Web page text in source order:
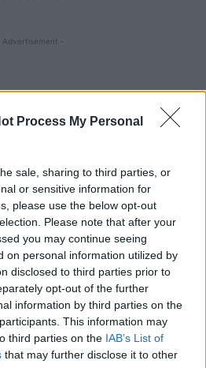
Process My Personal
sale, sharing to third parties, or
or sensitive information for
please use the below opt-out
Please note that after your
you may continue seeing
on personal information utilized by
disclosed to third parties prior to
opt-out of the further
information by third parties on the
This information may
third parties on the IAB’s List of
that may further disclose it to other
Advertisement -
nel mondo all’International
film festival
in Festival 2026: a Lonigo “Little
sulla strada del sogno”